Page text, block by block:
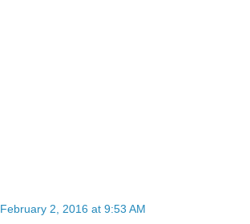
February 2, 2016 at 9:53 AM